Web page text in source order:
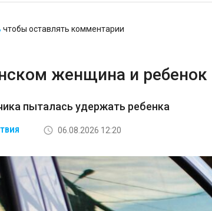
чтобы оставлять комментарии
женщина и ребенок
пыталась удержать ребенка
06.08.2026 12:20